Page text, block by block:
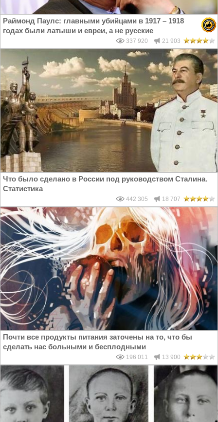
Раймонд Паулс: главными убийцами в 1917 – 1918
годах были латыши и евреи, а не русские
337 920 21 903
Что было сделано в России под руководством Сталина.
Статистика
442 305 18 707
Почти все продукты питания заточены на то, что бы
сделать нас больными и бесплодными
196 011 13 900